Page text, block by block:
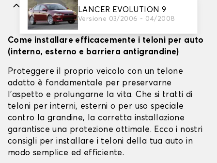
LANCER EVOLUTION 9
Versione 03/2006 - 04/2008
Caratteristiche
Come installare efficacemente i teloni per auto
(interno, esterno e barriera antigrandine)
Proteggere il proprio veicolo con un telone
adatto è fondamentale per preservarne
l'aspetto e prolungarne la vita. Che si tratti di
teloni per interni, esterni o per uso speciale
contro la grandine, la corretta installazione
garantisce una protezione ottimale. Ecco i nostri
consigli per installare i teloni della tua auto in
modo semplice ed efficiente.